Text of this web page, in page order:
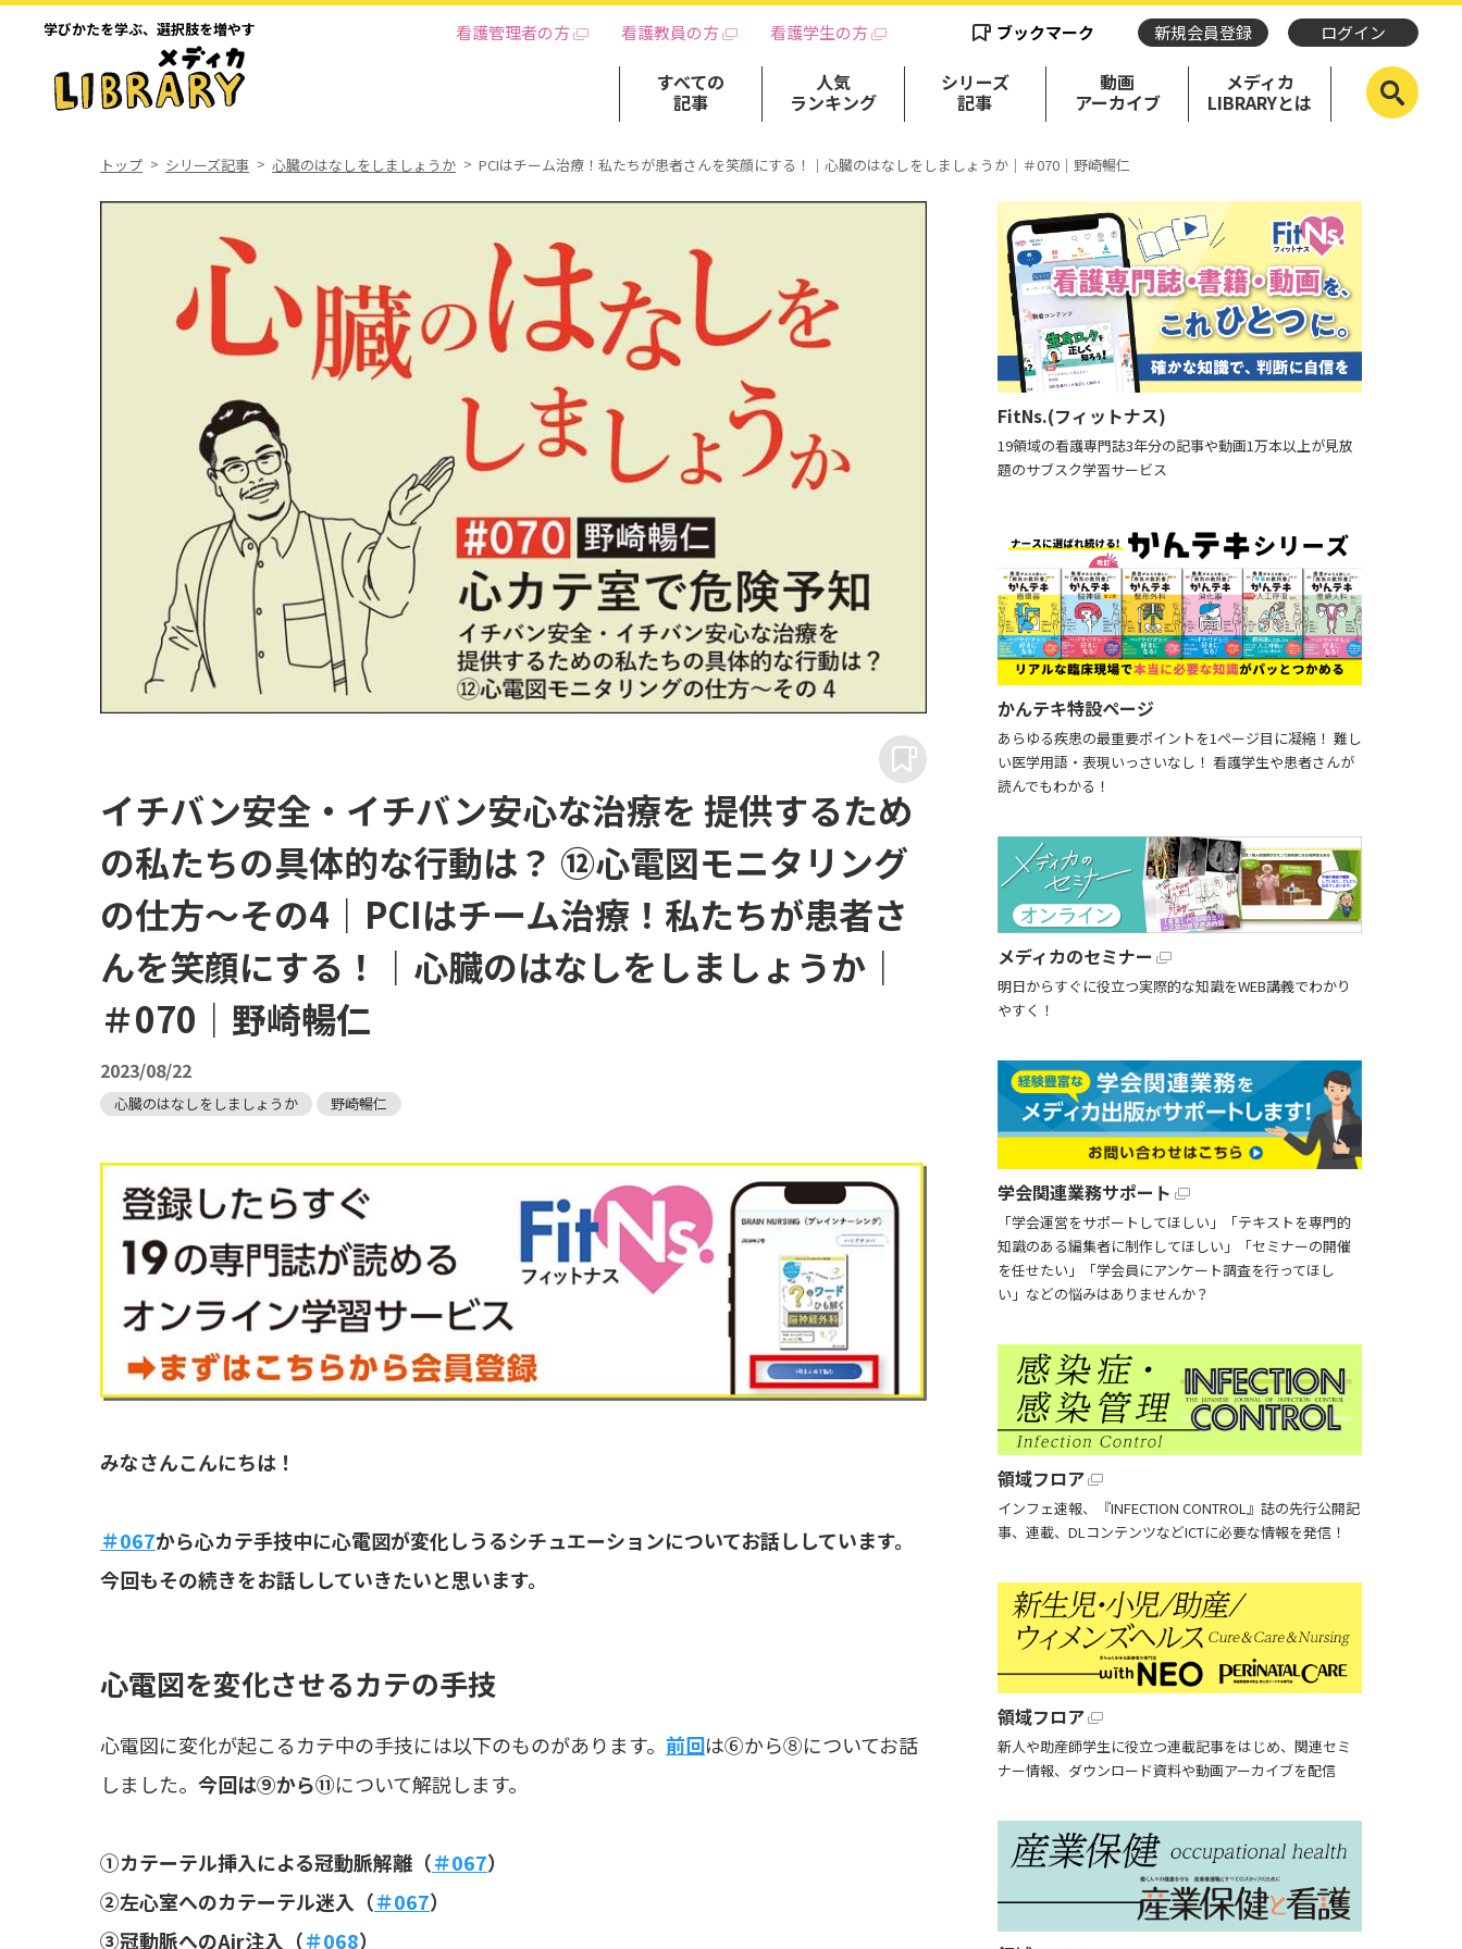
学びかたを学ぶ、 選択肢を増やす 看護管理者の方 看護教員の方 看護学生の方 ブックマーク 新規会員登録 ログイン
すべての
記事
人気
ランキング
シリーズ
記事
動画
アーカイブ
メディカ
LIBRARYとは
トップ シリーズ記事 心臓のはなしをしましょうか PCIはチーム治療！私たちが患者さんを笑顔にする！｜心臓のはなしをしましょうか｜＃070｜野崎暢仁
イチバン安全・イチバン安心な治療を 提供するため
の私たちの具体的な行動は？ ⑫心電図モニタリング
の仕方～その4｜PCIはチーム治療！私たちが患者さ
んを笑顔にする！｜心臓のはなしをしましょうか｜
＃070｜野崎暢仁
2023/08/22
心臓のはなしをしましょうか 野崎暢仁
みなさんこんにちは！
＃067から心カテ手技中に心電図が変化しうるシチュエーションについてお話ししています。
今回もその続きをお話ししていきたいと思います。
心電図を変化させるカテの手技
心電図に変化が起こるカテ中の手技には以下のものがあります。 前回は⑥から⑧についてお話
しました。 今回は⑨から⑪について解説します。
①カテーテル挿入による冠動脈解離（＃067）
②左心室へのカテーテル迷入（＃067）
③冠動脈へのAir注入（＃068）
FitNs.(フィットナス)
19領域の看護専門誌3年分の記事や動画1万本以上が見放
題のサブスク学習サービス
かんテキ特設ページ
あらゆる疾患の最重要ポイントを1ページ目に凝縮！ 難し
い医学用語・表現いっさいなし！ 看護学生や患者さんが
読んでもわかる！
メディカのセミナー
明日からすぐに役立つ実際的な知識をWEB講義でわかり
やすく！
学会関連業務サポート
「学会運営をサポートしてほしい」「テキストを専門的
知識のある編集者に制作してほしい」「セミナーの開催
を任せたい」「学会員にアンケート調査を行ってほし
い」などの悩みはありませんか？
領域フロア
インフェ速報、『INFECTION CONTROL』誌の先行公開記
事、連載、DLコンテンツなどICTに必要な情報を発信！
領域フロア
新人や助産師学生に役立つ連載記事をはじめ、関連セミ
ナー情報、ダウンロード資料や動画アーカイブを配信